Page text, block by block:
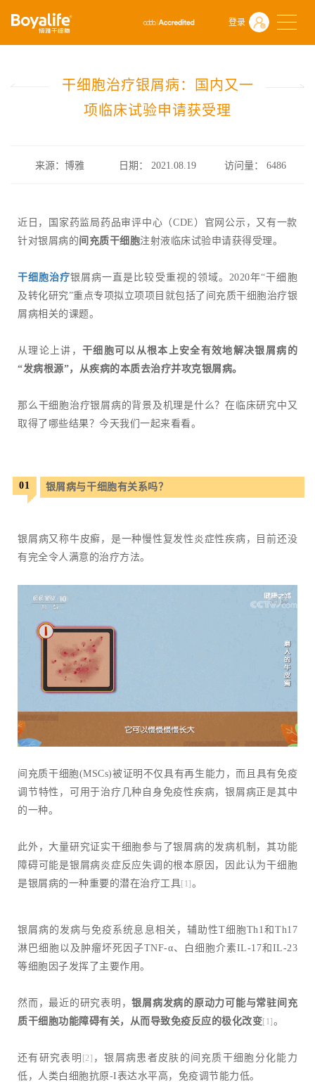
登录
首页 什么是干细胞
前沿动态
干细胞治疗银屑病：国内又一项临床试验申请获受理
干细胞治疗银屑病：国内又一
项临床试验申请获受理
来源：博雅 日期： 2021.08.19 访问量：6486
近日，国家药监局药品审评中心（CDE）官网公示，又有一款
针对银屑病的间充质干细胞注射液临床试验申请获得受理。
干细胞治疗银屑病一直是比较受重视的领域。2020年“干细胞
及转化研究”重点专项拟立项项目就包括了间充质干细胞治疗银
屑病相关的课题。
从理论上讲，干细胞可以从根本上安全有效地解决银屑病的
“发病根源”，从疾病的本质去治疗并攻克银屑病。
那么干细胞治疗银屑病的背景及机理是什么？在临床研究中又
取得了哪些结果？今天我们一起来看看。
01 银屑病与干细胞有关系吗？
银屑病又称牛皮癣，是一种慢性复发性炎症性疾病，目前还没
有完全令人满意的治疗方法。
间充质干细胞(MSCs)被证明不仅具有再生能力，而且具有免疫
调节特性，可用于治疗几种自身免疫性疾病，银屑病正是其中
的一种。
此外，大量研究证实干细胞参与了银屑病的发病机制，其功能
障碍可能是银屑病炎症反应失调的根本原因，因此认为干细胞
是银屑病的一种重要的潜在治疗工具[1]。
银屑病的发病与免疫系统息息相关，辅助性T细胞Th1和Th17
淋巴细胞以及肿瘤坏死因子TNF-α、白细胞介素IL-17和IL-23
等细胞因子发挥了主要作用。
然而，最近的研究表明，银屑病发病的原动力可能与常驻间充
质干细胞功能障碍有关，从而导致免疫反应的极化改变[1]。
还有研究表明 [2] ，银屑病患者皮肤的间充质干细胞分化能力
低，人类白细胞抗原-I表达水平高，免疫调节能力低。